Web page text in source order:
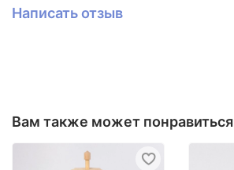
Написать отзыв
Вам также может понравиться